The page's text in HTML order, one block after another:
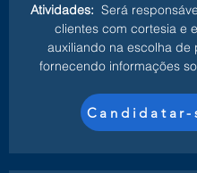
Atividades: Será
clientes com cortesia e
auxiliando na escolha de
fornecendo informações
Candidatar-